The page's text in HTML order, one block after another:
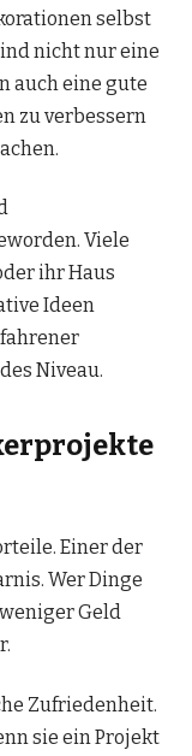
selbst
nicht nur eine
auch eine gute
zu verbessern
Viele
ihr Haus
Ideen
Niveau.
Einer der
Wer Dinge
Geld
Zufriedenheit.
sie ein Projekt